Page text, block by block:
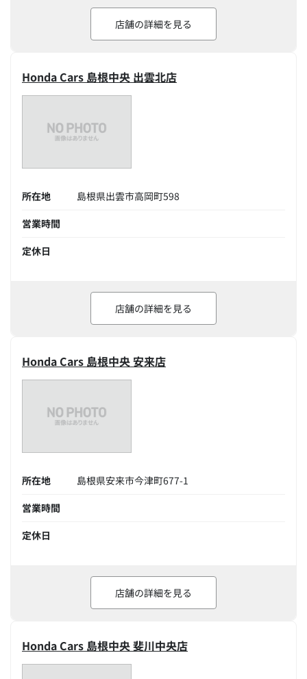
店舗の詳細を見る
Honda Cars 島根中央 出雲北店
所在地
島根県出雲市高岡町598
営業時間
定休日
店舗の詳細を見る
Honda Cars 島根中央 安来店
所在地
島根県安来市今津町677-1
営業時間
定休日
店舗の詳細を見る
Honda Cars 島根中央 斐川中央店